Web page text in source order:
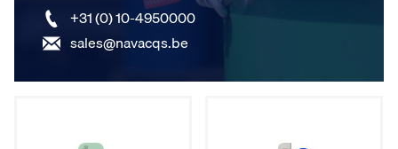
+31 (0) 10-4950000
sales@navacqs.be